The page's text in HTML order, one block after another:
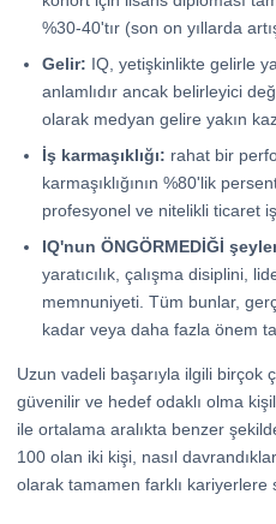
%30-40'tır (son on yıllarda
Gelir: IQ, yetişkinlikte gelirle
anlamlıdır ancak belirleyici
olarak medyan gelire yakın
İş karmaşıklığı: rahat bir
karmaşıklığının %80'lik
profesyonel ve nitelikli ticaret
IQ'nun ÖNGÖRMEDİĞİ
yaratıcılık, çalışma disiplini,
memnuniyeti. Tüm bunlar,
kadar veya daha fazla önem
Uzun vadeli başarıyla ilgili birçok
güvenilir ve hedef odaklı olma
ile ortalama aralıkta benzer
100 olan iki kişi, nasıl
olarak tamamen farklı kariyerlere